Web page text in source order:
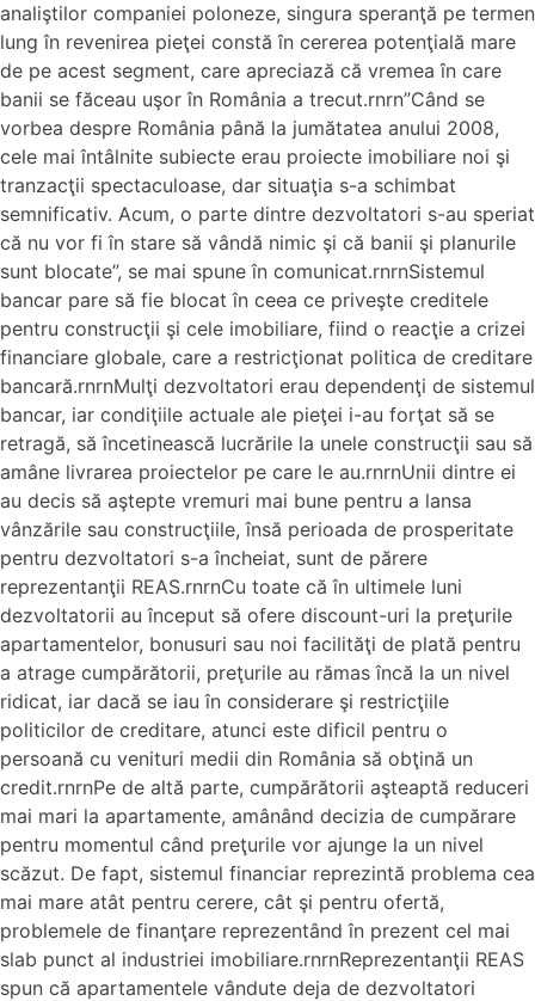
analiştilor companiei poloneze, singura speranţă pe termen
lung în revenirea pieţei constă în cererea potenţială mare
de pe acest segment, care apreciază că vremea în care
banii se făceau uşor în România a trecut.rnrn”Când se
vorbea despre România până la jumătatea anului 2008,
cele mai întâlnite subiecte erau proiecte imobiliare noi şi
tranzacţii spectaculoase, dar situaţia s-a schimbat
semnificativ. Acum, o parte dintre dezvoltatori s-au speriat
că nu vor fi în stare să vândă nimic şi că banii şi planurile
sunt blocate”, se mai spune în comunicat.rnrnSistemul
bancar pare să fie blocat în ceea ce priveşte creditele
pentru construcţii şi cele imobiliare, fiind o reacţie a crizei
financiare globale, care a restricţionat politica de creditare
bancară.rnrnMulţi dezvoltatori erau dependenţi de sistemul
bancar, iar condiţiile actuale ale pieţei i-au forţat să se
retragă, să încetinească lucrările la unele construcţii sau să
amâne livrarea proiectelor pe care le au.rnrnUnii dintre ei
au decis să aştepte vremuri mai bune pentru a lansa
vânzările sau construcţiile, însă perioada de prosperitate
pentru dezvoltatori s-a încheiat, sunt de părere
reprezentanţii REAS.rnrnCu toate că în ultimele luni
dezvoltatorii au început să ofere discount-uri la preţurile
apartamentelor, bonusuri sau noi facilităţi de plată pentru
a atrage cumpărătorii, preţurile au rămas încă la un nivel
ridicat, iar dacă se iau în considerare şi restricţiile
politicilor de creditare, atunci este dificil pentru o
persoană cu venituri medii din România să obţină un
credit.rnrnPe de altă parte, cumpărătorii aşteaptă reduceri
mai mari la apartamente, amânând decizia de cumpărare
pentru momentul când preţurile vor ajunge la un nivel
scăzut. De fapt, sistemul financiar reprezintă problema cea
mai mare atât pentru cerere, cât şi pentru ofertă,
problemele de finanţare reprezentând în prezent cel mai
slab punct al industriei imobiliare.rnrnReprezentanţii REAS
spun că apartamentele vândute deja de dezvoltatori